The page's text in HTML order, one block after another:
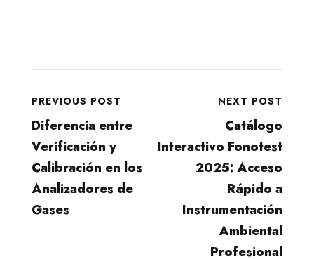
PREVIOUS POST
Diferencia entre
Verificación y
Calibración en los
Analizadores de
Gases
NEXT POST
Catálogo
Interactivo Fonotest
2025: Acceso
Rápido a
Instrumentación
Ambiental
Profesional